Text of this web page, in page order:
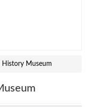
History Museum